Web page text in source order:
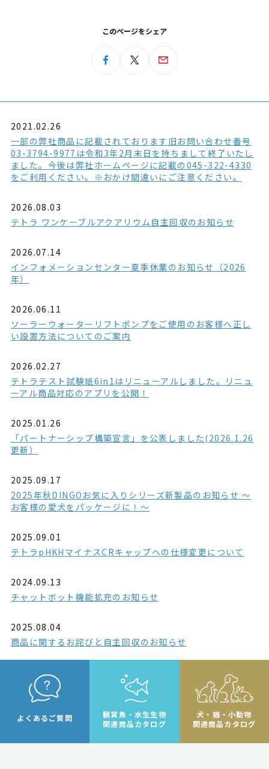
このページをシェア
2021.02.26
一部の弊社商品に記載されております旧お問い合わせ番号
03-3794-9977は令和3年2月末日を持ちまして終了いたし
ました。今後は弊社ホームページに記載の045-322-4330
をご利用ください。※おかけ間違いにご注意ください。
2026.08.03
テトラ ワンケーブルアクアリウム自主回収のお知らせ
2026.07.14
インフォメーションセンター夏季休業のお知らせ（2026
年）
2026.06.11
ソーラーウォーターリフトポンプをご使用のお客様へ正し
い設置方法についてのご案内
2026.02.27
テトラテスト試験紙6in1はリニューアルしました。リニュ
ーアル商品対応のアプリを公開！
2025.01.26
「パートナーシップ構築宣言」を公表しました(2026.1.26
更新）
2025.09.17
2025年秋DINGOお気に入りシリーズ新製品のお知らせ ～
お客様の愛犬をパッケージに！～
2025.09.01
テトラpHKHマイナスCRキャップへの仕様変更について
2024.09.13
チャットボット機能拡充のお知らせ
2025.08.04
商品に関するお詫びと自主回収のお知らせ
よくあるご質問
観賞魚・水生生物
関連商品カタログ
犬・猫・小動物
関連商品カタログ